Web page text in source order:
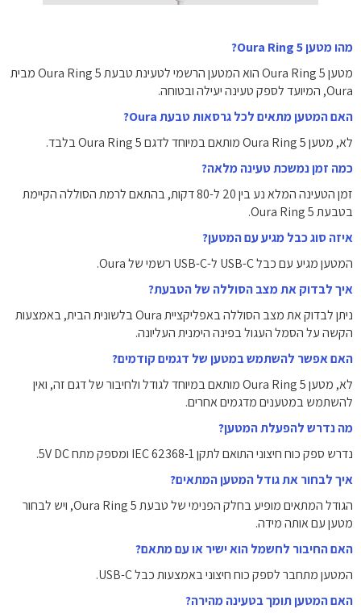
מהו מטען Oura Ring 5?
מטען Oura Ring 5 הוא המטען הרשמי לטעינת טבעת Oura Ring 5 מבית
Oura, המיועד לספק טעינה יעילה ובטוחה.
האם המטען מתאים לכל גרסאות טבעת Oura?
לא, מטען Oura Ring 5 מותאם במיוחד לדגם Oura Ring 5 בלבד.
כמה זמן נמשכת טעינה מלאה?
זמן הטעינה המלא נע בין 20 ל-80 דקות, בהתאם לרמת הסוללה הקיימת
בטבעת Oura Ring 5.
איזה סוג כבל מגיע עם המטען?
המטען מגיע עם כבל USB-C ל-USB-C רשמי של Oura.
איך לבדוק את מצב הסוללה של הטבעת?
ניתן לבדוק את מצב הסוללה באפליקציית Oura בלשונית הבית, באמצעות
הקשה על הסמל העגול בפינה הימנית העליונה.
האם אפשר להשתמש במטען של דגמים קודמים?
לא, מטען Oura Ring 5 מותאם במיוחד לגודל ולחיבור של דגם זה, ואין
להשתמש במטענים מדגמים אחרים.
מה נדרש להפעלת המטען?
נדרש ספק כוח חיצוני התואם לתקן IEC 62368-1 ומספק מתח 5V DC.
איך לבחור את גודל המטען המתאים?
הגודל המתאים מופיע בחלק הפנימי של טבעת Oura Ring 5, ויש לבחור
מטען עם אותה מידה.
האם החיבור לחשמל הוא ישיר או עם מתאם?
המטען מתחבר לספק כוח חיצוני באמצעות כבל USB-C.
האם המטען תומך בטעינה מהירה?